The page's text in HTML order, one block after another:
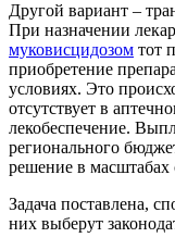
Другой вариант –
При назначении
муковисцидозом тот
приобретение
условиях. Это
отсутствует в
лекобеспечение.
регионального
решение в
Задача поставлена,
них выберут